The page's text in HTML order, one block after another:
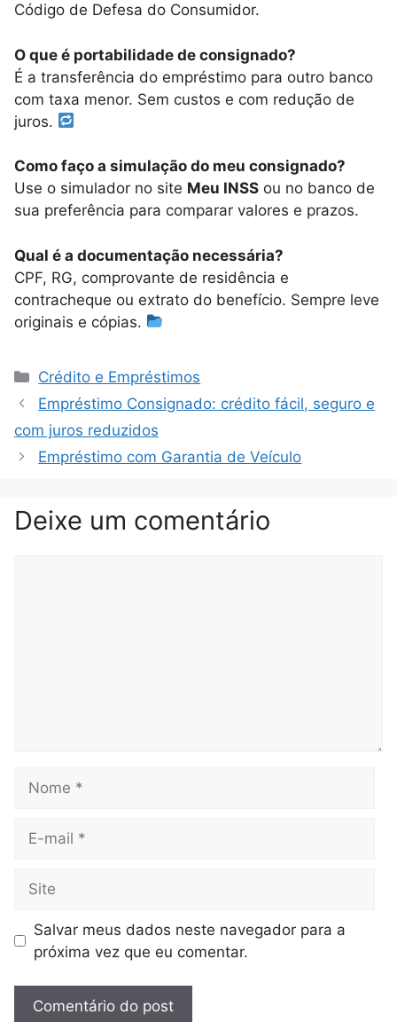
Código de Defesa do Consumidor.
O que é portabilidade de consignado?
É a transferência do empréstimo para outro banco
com taxa menor. Sem custos e com redução de
juros.
Como faço a simulação do meu consignado?
Use o simulador no site Meu INSS ou no banco de
sua preferência para comparar valores e prazos.
Qual é a documentação necessária?
CPF, RG, comprovante de residência e
contracheque ou extrato do benefício. Sempre leve
originais e cópias.
Categorias
Crédito e Empréstimos
Empréstimo Consignado: crédito fácil, seguro e
com juros reduzidos
Empréstimo com Garantia de Veículo
Deixe um comentário
mail
Salvar meus dados neste navegador para a
próxima vez que eu comentar.